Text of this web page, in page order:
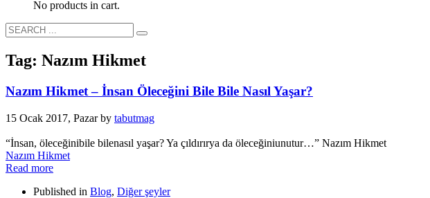
No products in cart.
Tag: Nazım Hikmet
Nazım Hikmet – İnsan Öleceğini Bile Bile Nasıl Yaşar?
15 Ocak 2017, Pazar by tabutmag
“İnsan, öleceğinibile bilenasıl yaşar? Ya çıldırırya da öleceğiniunutur…” Nazım Hikmet
Nazım Hikmet
Read more
Published in Blog, Diğer şeyler